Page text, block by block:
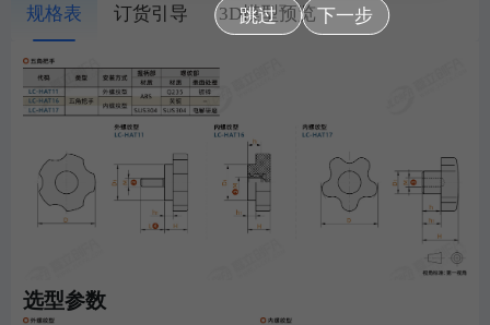
跳过 下一步
规格表 订货引导 3D模型预览
选型参数